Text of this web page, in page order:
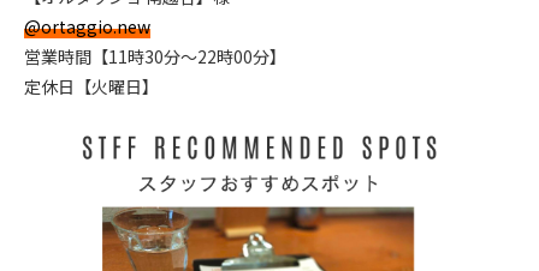
@ortaggio.new
営業時間【11時30分～22時00分】
定休日【火曜日】